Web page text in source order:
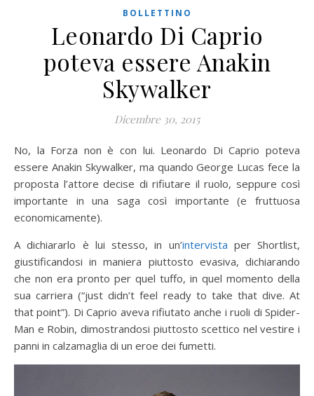
BOLLETTINO
Leonardo Di Caprio
poteva essere Anakin
Skywalker
Dicembre 30, 2015
No, la Forza non è con lui. Leonardo Di Caprio poteva
essere Anakin Skywalker, ma quando George Lucas fece la
proposta l’attore decise di rifiutare il ruolo, seppure così
importante in una saga così importante (e fruttuosa
economicamente).
A dichiararlo è lui stesso, in un’intervista per Shortlist,
giustificandosi in maniera piuttosto evasiva, dichiarando
che non era pronto per quel tuffo, in quel momento della
sua carriera (“just didn’t feel ready to take that dive. At
that point”). Di Caprio aveva rifiutato anche i ruoli di Spider-
Man e Robin, dimostrandosi piuttosto scettico nel vestire i
panni in calzamaglia di un eroe dei fumetti.